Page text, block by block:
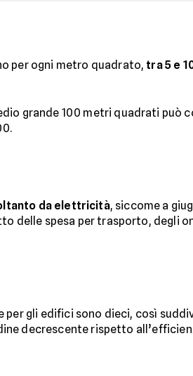
per ogni metro quadrato, tra 5 e
grande 100 metri quadrati può
da elettricità, siccome a
delle spesa per trasporto, degli
per gli edifici sono dieci, così
decrescente rispetto